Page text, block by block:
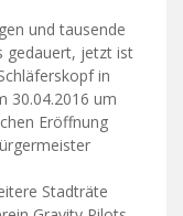
und tausende
gedauert, jetzt ist
in
30.04.2016 um
Eröffnung
Stadträte